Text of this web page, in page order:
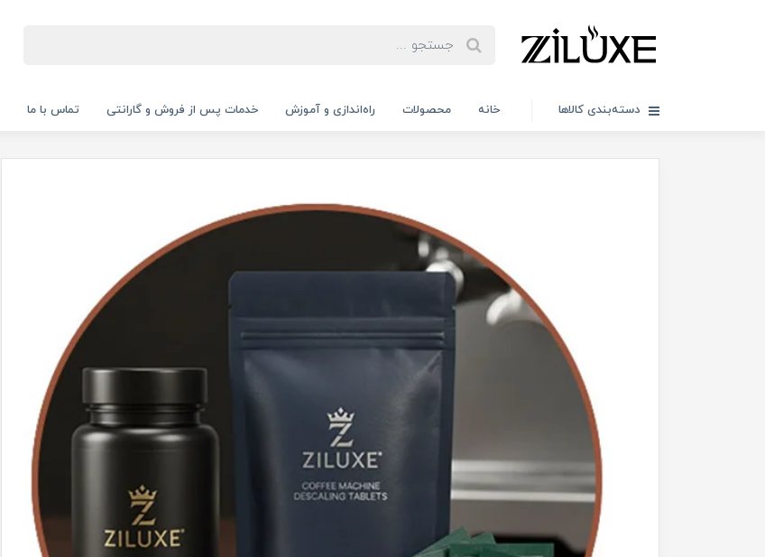
دسته‌بندی کالاها خانه محصولات راه‌اندازی و آموزش خدمات پس از فروش و گارانتی تماس با ما